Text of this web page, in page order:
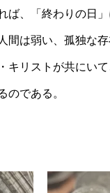
ば、「終わりの日
間は弱い、孤独な
キリストが共にい
のである。